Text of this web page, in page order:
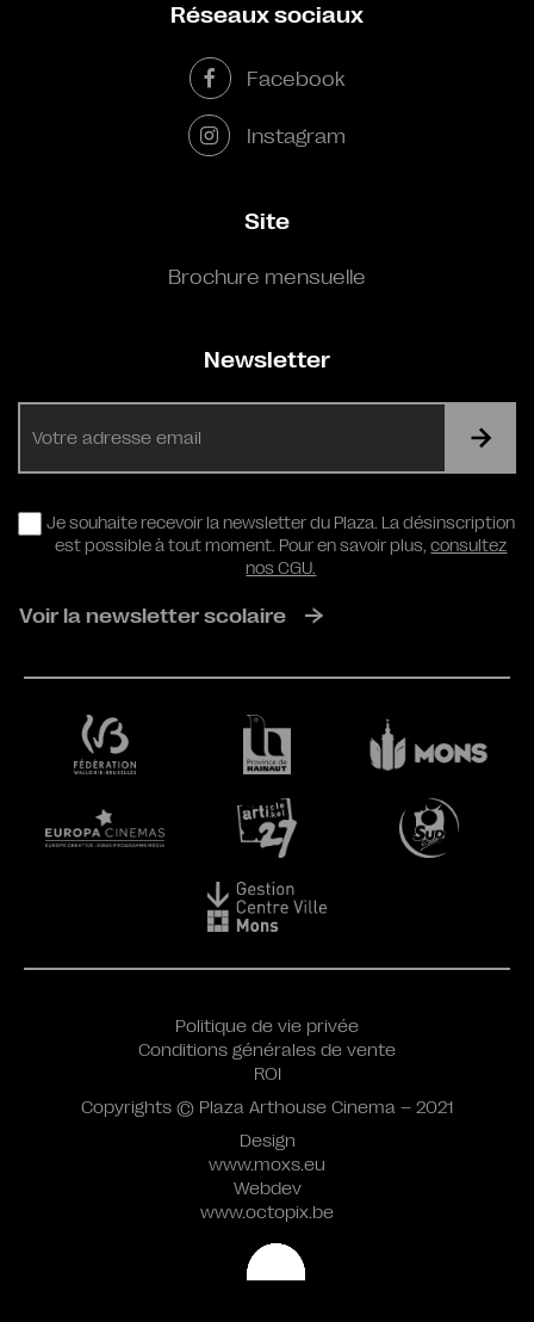
Réseaux sociaux
Facebook
Instagram
Site
Brochure mensuelle
Newsletter
RGPD
Je souhaite recevoir la newsletter du Plaza. La désinscription
est possible à tout moment. Pour en savoir plus,consultez
nos CGU.
Voir la newsletter scolaire
Design
www.moxs.eu
Webdev
www.octopix.be
Politique de vie privée
Conditions générales de vente
ROI
Copyrights © Plaza Arthouse Cinema – 2021